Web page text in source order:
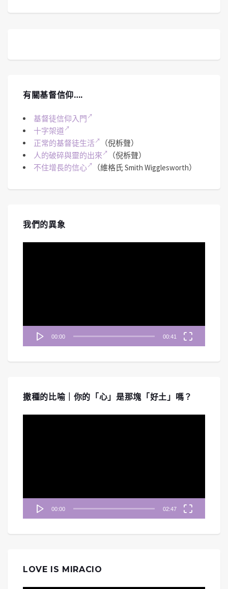
有關基督信仰….
基督徒信仰入門
十字架道
正常的基督徒生活
（倪柝聲）
人的破碎與靈的出來
（倪柝聲）
不住增長的信心
（維格氏 Smith Wigglesworth）
我們的異象
00:00 00:41
撒種的比喻｜你的「心」是那塊「好土」嗎？
00:00 02:47
LOVE IS MIRACIO